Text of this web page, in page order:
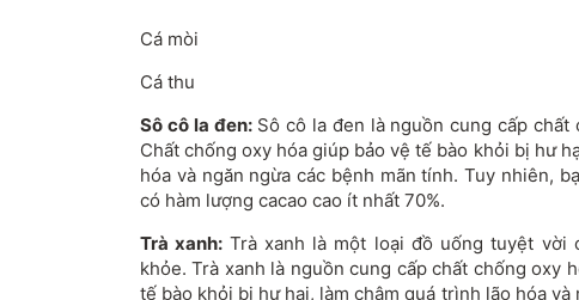
Cá mòi
Cá thu
Sô cô la đen: Sô cô la đen là nguồn cung cấp
Chất chống oxy hóa giúp bảo vệ tế bào khỏi bị hư
hóa và ngăn ngừa các bệnh mãn tính. Tuy nhiên,
có hàm lượng cacao cao ít nhất 70%.
Trà xanh: Trà xanh là một loại đồ uống tuyệt vời
khỏe. Trà xanh là nguồn cung cấp chất chống oxy
tế bào khỏi bị hư hại, làm chậm quá trình lão hóa và